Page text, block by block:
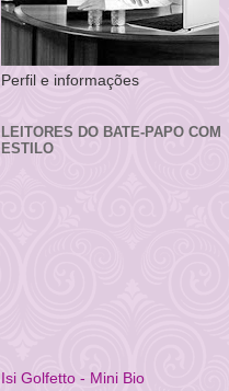
Perfil e informações
LEITORES DO BATE-PAPO COM
ESTILO
Isi Golfetto - Mini Bio